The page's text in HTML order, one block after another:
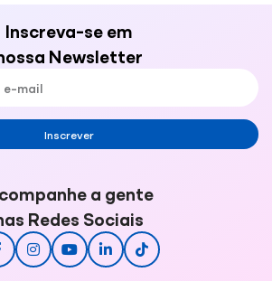
Inscreva-se em
Newsletter
Inscrever
a gente
Redes Sociais